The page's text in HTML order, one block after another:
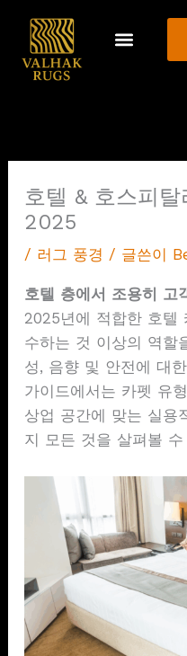
뛰
호텔 & 호스피
2025
/ 러그 풍경 / 글쓴이
호텔 층에서 조용히 고
2025년에 적합한 호텔
수하는 것 이상의 역할
성, 음향 및 안전에 대
가이드에서는 카펫 유
상업 공간에 맞는 실용
지 모든 것을 살펴볼 수